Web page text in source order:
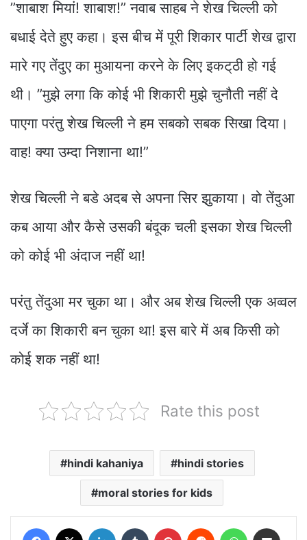
”शाबाश मियां! शाबाश!” नवाब साहब ने शेख चिल्ली को
बधाई देते हुए कहा। इस बीच में पूरी शिकार पार्टी शेख द्वारा
मारे गए तेंदुए का मुआयना करने के लिए इकट्‌ठी हो गई
थी। ”मुझे लगा कि कोई भी शिकारी मुझे चुनौती नहीं दे
पाएगा परंतु शेख चिल्ली ने हम सबको सबक सिखा दिया।
वाह! क्या उम्दा निशाना था!”
शेख चिल्ली ने बडे अदब से अपना सिर झुकाया। वो तेंदुआ
कब आया और कैसे उसकी बंदूक चली इसका शेख चिल्ली
को कोई भी अंदाज नहीं था!
परंतु तेंदुआ मर चुका था। और अब शेख चिल्ली एक अव्वल
दर्जे का शिकारी बन चुका था! इस बारे में अब किसी को
कोई शक नहीं था!
Rate this post
hindi kahaniya hindi stories
moral stories for kids
Facebook LinkedIn Tumblr Pinterest Reddit WhatsApp